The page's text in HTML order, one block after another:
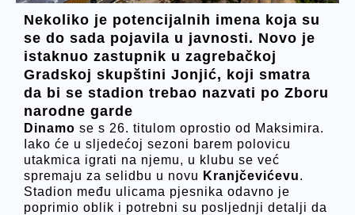
Nekoliko je potencijalnih imena koja su
se do sada pojavila u javnosti. Novo je
istaknuo zastupnik u zagrebačkoj
Gradskoj skupštini Jonjić, koji smatra
da bi se stadion trebao nazvati po Zboru
narodne garde
Dinamo se s 26. titulom oprostio od Maksimira.
Iako će u sljedećoj sezoni barem polovicu
utakmica igrati na njemu, u klubu se već
spremaju za selidbu u novu Kranjčevićevu.
Stadion među ulicama pjesnika odavno je
poprimio oblik i potrebni su posljednji detalji da